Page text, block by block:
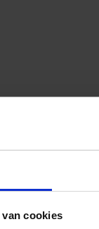
cookies